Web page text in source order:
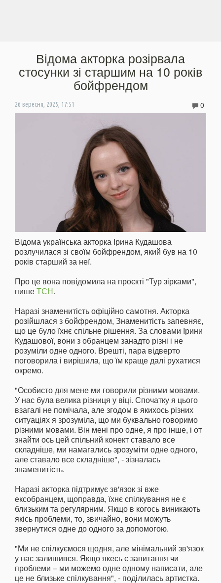
Відома акторка розірвала
стосунки зі старшим на 10 років
бойфрендом
26 вересня, 2025, 17:51 0
Відома українська акторка Ірина Кудашова
розлучилася зі своїм бойфрендом, який був на 10
років старший за неї.
Про це вона повідомила на проєкті "Тур зірками",
пишеТСН.
Наразі знаменитість офіційно самотня. Акторка
розійшлася з бойфрендом, Знаменитість запевняє,
що це було їхнє спільне рішення. За словами Ірини
Кудашової, вони з обранцем занадто різні і не
розуміли одне одного. Врешті, пара відверто
поговорила і вирішила, що їм краще далі рухатися
окремо.
"Особисто для мене ми говорили різними мовами.
У нас була велика різниця у віці. Спочатку я цього
взагалі не помічала, але згодом в якихось різних
ситуаціях я зрозуміла, що ми буквально говоримо
різними мовами. Він мені про одне, я про інше, і от
знайти ось цей спільний конект ставало все
складніше, ми намагались зрозуміти одне одного,
але ставало все складніше", - зізналась
знаменитість.
Наразі акторка підтримує зв'язок зі вже
ексобранцем, щоправда, їхнє спілкування не є
близьким та регулярним. Якщо в когось виникають
якісь проблеми, то, звичайно, вони можуть
звернутися одне до одного за допомогою.
"Ми не спілкуємося щодня, але мінімальний зв'язок
у нас залишився. Якщо якесь є запитання чи
проблеми – ми можемо одне одному написати, але
це не близьке спілкування", - поділилась артистка.